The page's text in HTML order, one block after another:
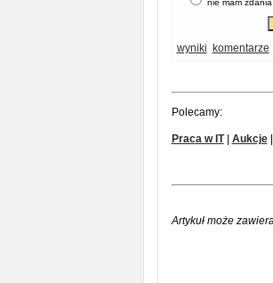
nie mam zdania
wyniki komentarze
Polecamy:
Praca w IT| Aukcje|
Artykuł może